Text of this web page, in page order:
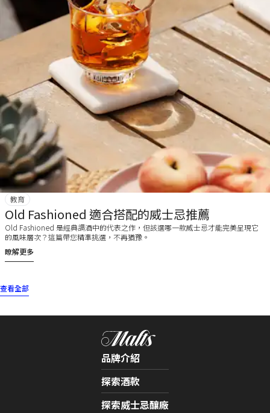
教育
Old Fashioned 適合搭配的威士忌推薦
Old Fashioned 是經典調酒中的代表之作，但該選哪一款威士忌才能完美呈現它
的風味層次？這篇帶您精準挑選，不再猶豫。
瞭解更多
查看全部
品牌介紹
探索酒款
探索威士忌釀廠​